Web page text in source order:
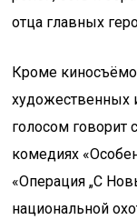
отца главных
Кроме
художественных
голосом говорит
комедиях
«Операция „С
национальной